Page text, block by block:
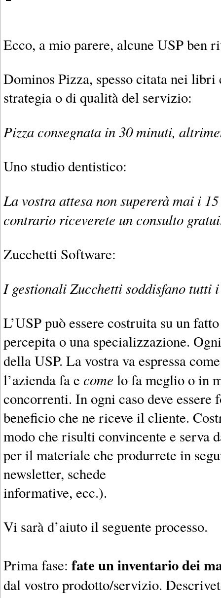
Ecco, a mio parere, alcune USP ben
Dominos Pizza, spesso citata nei libri
strategia o di qualità del servizio:
Pizza consegnata in 30 minuti,
Uno studio dentistico:
La vostra attesa non supererà mai i
contrario riceverete un consulto
Zucchetti Software:
I gestionali Zucchetti soddisfano tutti
L’USP può essere costruita su un
percepita o una specializzazione.
della USP. La vostra va espressa
l’azienda fa e come lo fa meglio o in
concorrenti. In ogni caso deve essere
beneficio che ne riceve il cliente.
modo che risulti convincente e serva
per il materiale che produrrete in
newsletter, schede
informative, ecc.).
Vi sarà d’aiuto il seguente processo.
Prima fase: fate un inventario dei
dal vostro prodotto/servizio.